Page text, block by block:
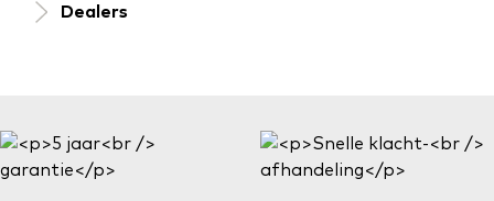
Dealers